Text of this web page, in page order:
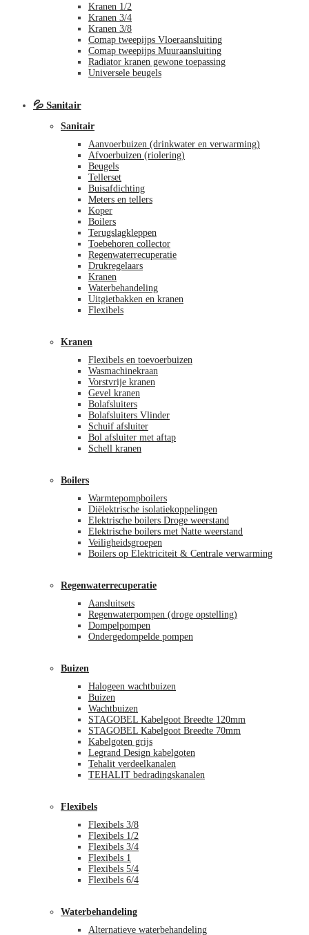
Kranen 1/2
Kranen 3/4
Kranen 3/8
Comap tweepijps Vloeraansluiting
Comap tweepijps Muuraansluiting
Radiator kranen gewone toepassing
Universele beugels
💦 Sanitair
Sanitair
Aanvoerbuizen (drinkwater en verwarming)
Afvoerbuizen (riolering)
Beugels
Tellerset
Buisafdichting
Meters en tellers
Koper
Boilers
Terugslagkleppen
Toebehoren collector
Regenwaterrecuperatie
Drukregelaars
Kranen
Waterbehandeling
Uitgietbakken en kranen
Flexibels
Kranen
Flexibels en toevoerbuizen
Wasmachinekraan
Vorstvrije kranen
Gevel kranen
Bolafsluiters
Bolafsluiters Vlinder
Schuif afsluiter
Bol afsluiter met aftap
Schell kranen
Boilers
Warmtepompboilers
Diëlektrische isolatiekoppelingen
Elektrische boilers Droge weerstand
Elektrische boilers met Natte weerstand
Veiligheidsgroepen
Boilers op Elektriciteit & Centrale verwarming
Regenwaterrecuperatie
Aansluitsets
Regenwaterpompen (droge opstelling)
Dompelpompen
Ondergedompelde pompen
Buizen
Halogeen wachtbuizen
Buizen
Wachtbuizen
STAGOBEL Kabelgoot Breedte 120mm
STAGOBEL Kabelgoot Breedte 70mm
Kabelgoten grijs
Legrand Design kabelgoten
Tehalit verdeelkanalen
TEHALIT bedradingskanalen
Flexibels
Flexibels 3/8
Flexibels 1/2
Flexibels 3/4
Flexibels 1
Flexibels 5/4
Flexibels 6/4
Waterbehandeling
Alternatieve waterbehandeling